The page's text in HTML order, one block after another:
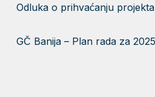
Odluka o prihvaćanju
GČ Banija – Plan rada za